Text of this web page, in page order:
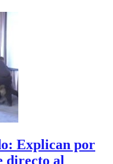
Explican por
directo al